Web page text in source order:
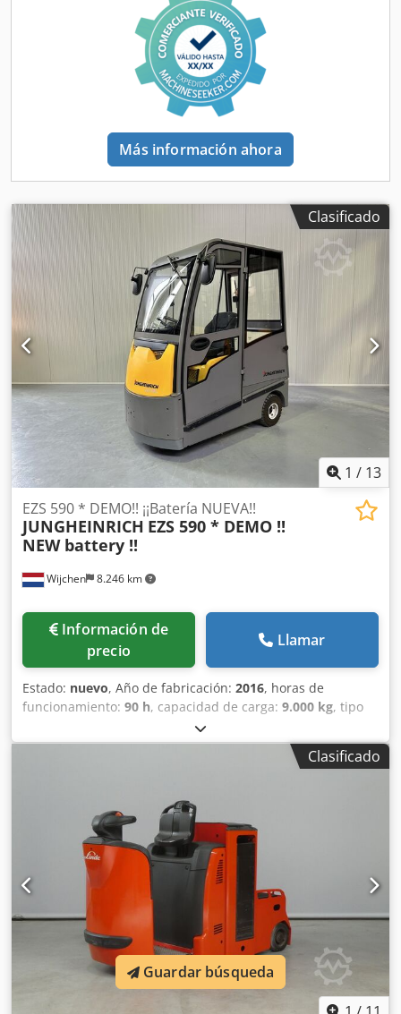
Más información ahora
Clasificado
1 / 13
Wijchen 8.246 km
EZS 590 * DEMO!! ¡¡Batería NUEVA!!
JUNGHEINRICH EZS 590 * DEMO !!
NEW battery !!
Información de
precio
Llamar
Estado: nuevo, Año de fabricación: 2016, horas de
funcionamiento: 90 h, capacidad de carga: 9.000 kg, tipo
, Fabricante + modelo:
JUNGHEINRICH EZS 590 Tractor de arrastre ID:24062.0365
Cat.: Demo Capacidad: 9000 kg Año: 2016 Horas: 90
Opciones: Cabina COMPLETA, ¡en estado COMO NUEVA!
Dcedpfx Ahezq T Umsgok
Clasificado
Guardar búsqueda